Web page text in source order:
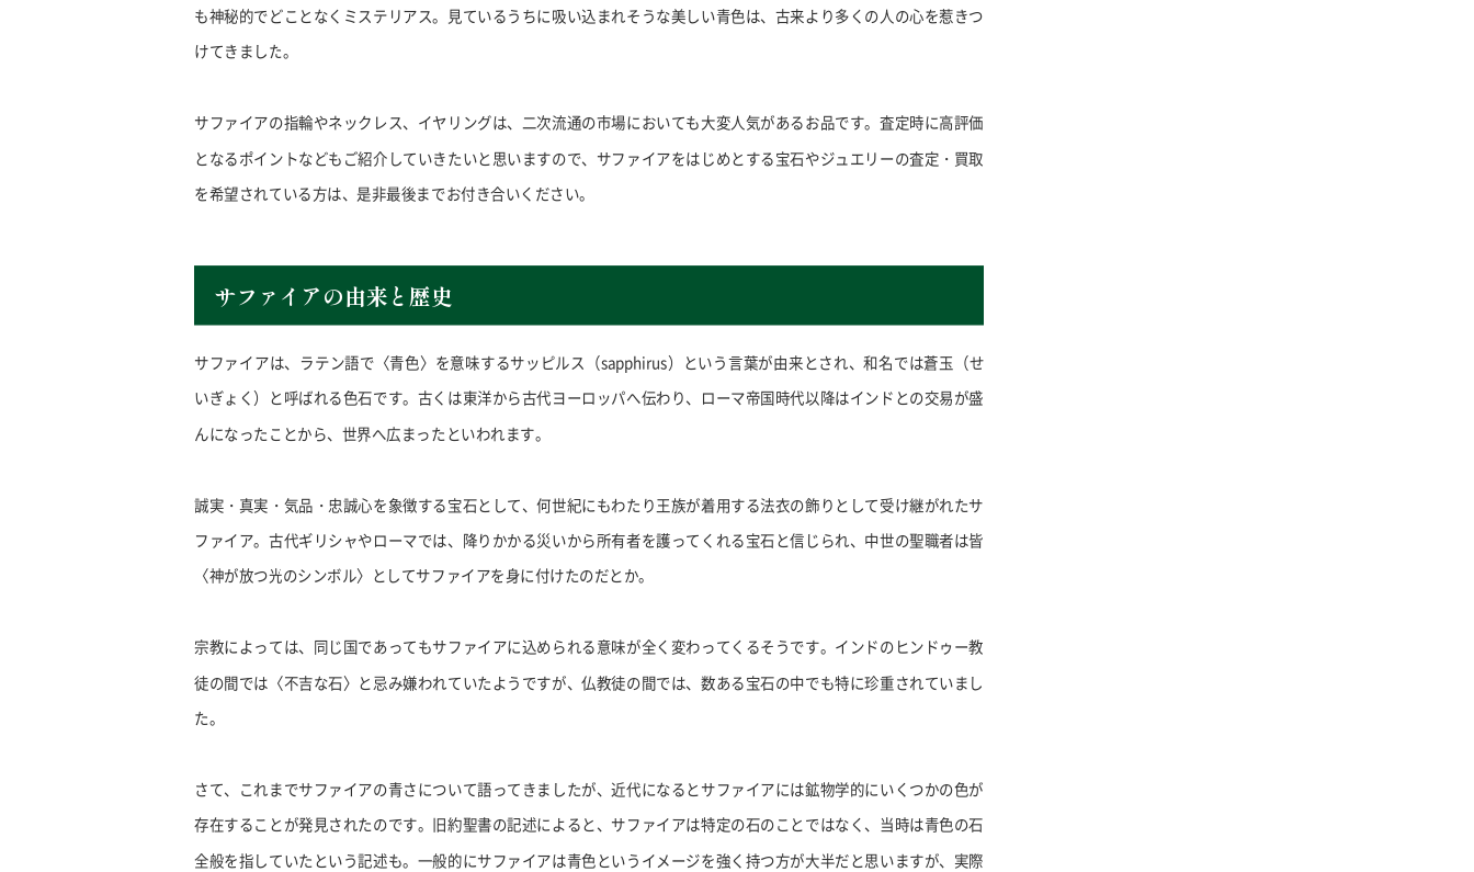
も神秘的でどことなくミステリアス。見ているうちに吸い込まれそうな美しい青色は、古来より多くの人の心を惹きつ
けてきました。
サファイアの指輪やネックレス、イヤリングは、二次流通の市場においても大変人気があるお品です。査定時に高評価
となるポイントなどもご紹介していきたいと思いますので、サファイアをはじめとする宝石やジュエリーの査定・買取
を希望されている方は、是非最後までお付き合いください。
サファイアの由来と歴史
サファイアは、ラテン語で〈青色〉を意味するサッピルス（sapphirus）という言葉が由来とされ、和名では蒼玉（せ
いぎょく）と呼ばれる色石です。古くは東洋から古代ヨーロッパへ伝わり、ローマ帝国時代以降はインドとの交易が盛
んになったことから、世界へ広まったといわれます。
誠実・真実・気品・忠誠心を象徴する宝石として、何世紀にもわたり王族が着用する法衣の飾りとして受け継がれたサ
ファイア。古代ギリシャやローマでは、降りかかる災いから所有者を護ってくれる宝石と信じられ、中世の聖職者は皆
〈神が放つ光のシンボル〉としてサファイアを身に付けたのだとか。
宗教によっては、同じ国であってもサファイアに込められる意味が全く変わってくるそうです。インドのヒンドゥー教
徒の間では〈不吉な石〉と忌み嫌われていたようですが、仏教徒の間では、数ある宝石の中でも特に珍重されていまし
た。
さて、これまでサファイアの青さについて語ってきましたが、近代になるとサファイアには鉱物学的にいくつかの色が
存在することが発見されたのです。旧約聖書の記述によると、サファイアは特定の石のことではなく、当時は青色の石
全般を指していたという記述も。一般的にサファイアは青色というイメージを強く持つ方が大半だと思いますが、実際